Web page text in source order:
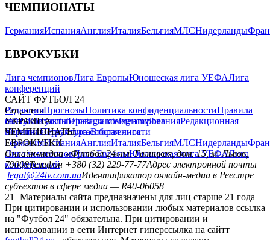
ЧЕМПИОНАТЫ
ГерманияИспанияАнглияИталияБельгияМЛСНидерланды
ЕВРОКУБКИ
Лига чемпионовЛига ЕвропыЮношеская лига УЕФАЛига
конференций
САЙТ ФУТБОЛ 24
РедакцияПрогнозыПолитика конфиденциальностиПравила
сайтуКонтактыПравила комментированияРедакционная
политикаСтруктура собственности
Соц. сети
facebookxyoutubeinstagramtelegramviber
УКРАИНА
УкраинаПервая лигаВторая лига
ЧЕМПИОНАТЫ
ГерманияИспанияАнглияИталияБельгияМЛСНидерланды
ЕВРОКУБКИ
Лига чемпионовЛига ЕвропыЮношеская лига УЕФАЛига
конференций
Онлайн-медиа «Футбол 24»пл. Галицкая, дом. 15, м. Львов,
79008Телефон +380 (32) 229-77-77Адрес электронной почты
legal@24tv.com.uaИдентификатор онлайн-медиа в Реестре
субъектов в сфере медиа — R40-06058
21+Материалы сайта предназначены для лиц старше 21 года
При цитировании и использовании любых материалов ссылка
на "Футбол 24" обязательна. При цитировании и
использовании в сети Интернет гиперссылка на сайтт